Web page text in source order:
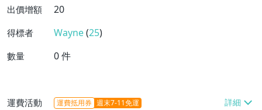
出價增額
20
得標者 Wayne(25)
數量 0件
運費活動 運費抵用券 週末7-11免運